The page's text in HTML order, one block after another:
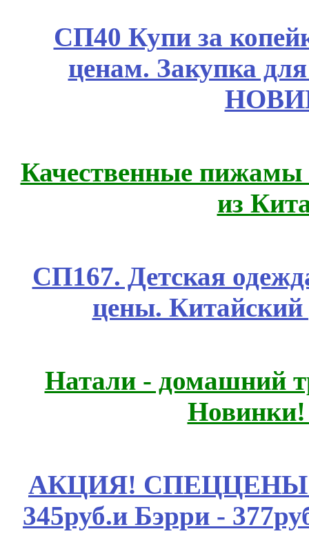
СП40 Купи за
ценам. Закупка
Качественные пижамы
из
СП167. Детская
цены.
Натали - домашний
АКЦИЯ! СПЕЦЦЕНЫ
345руб.и Бэрри -